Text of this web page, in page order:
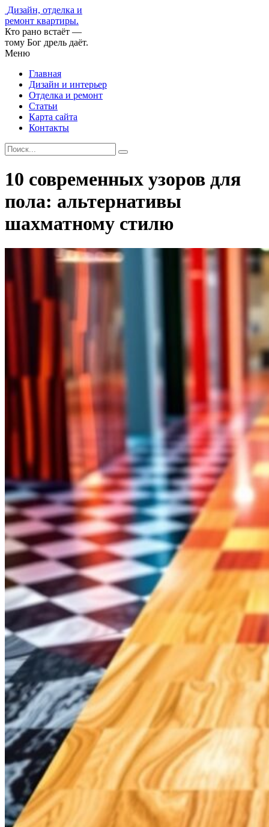
Дизайн, отделка и
ремонт квартиры.
Кто рано встаёт —
тому Бог дрель даёт.
Меню
Главная
Дизайн и интерьер
Отделка и ремонт
Статьи
Карта сайта
Контакты
10 современных узоров для
пола: альтернативы
шахматному стилю